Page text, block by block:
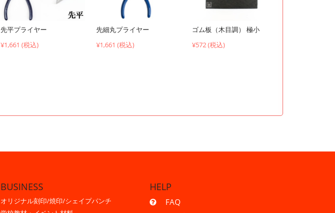
先平プライヤー
¥1,661 (税込)
先細丸プライヤー
¥1,661 (税込)
ゴム板（木目調） 極小
¥572 (税込)
BUSINESS
オリジナル刻印/焼印/シェイプパンチ
HELP
FAQ